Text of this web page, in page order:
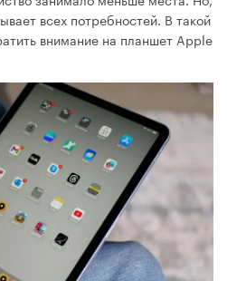
всех потребностей. В такой
внимание на планшет Apple